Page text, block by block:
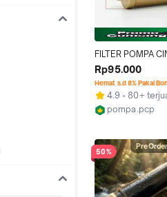
FILTER POMPA
BARACUDA, RV,
AGH
Rp95.000
Hemat s.d 8% Pakai
4.9
80+
pompa.pcp
50%
PreOrder